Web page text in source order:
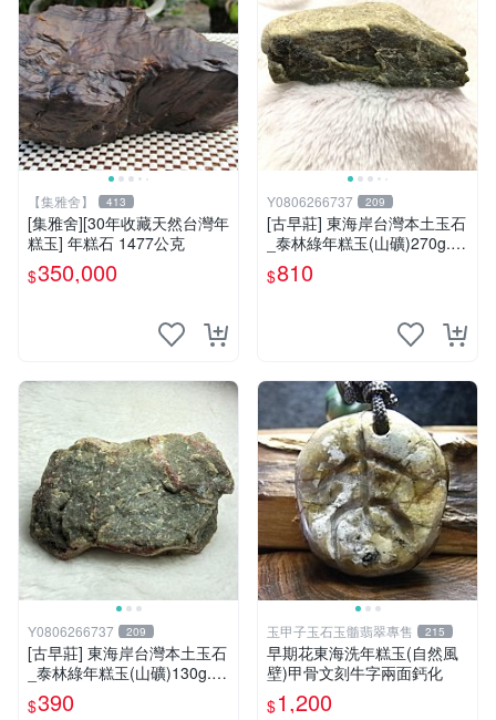
【集雅舍】 413
[集雅舍][30年收藏天然台灣年
糕玉] 年糕石 1477公克
$350,000
Y0806266737 209
[古早莊] 東海岸台灣本土玉石
_泰林綠年糕玉(山礦)270g..Q
Q.溫潤.雕刻上選好料_綠001
$810
Y0806266737 209
[古早莊] 東海岸台灣本土玉石
_泰林綠年糕玉(山礦)130g..Q
Q.溫潤.雕刻上選好料_綠010
$390
玉甲子玉石玉髓翡翠專售 215
早期花東海洗年糕玉(自然風
壁)甲骨文刻牛字兩面鈣化
$1,200